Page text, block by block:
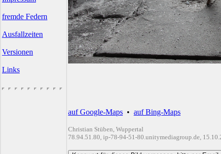
fremde Federn
Ausfallzeiten
Versionen
Links
auf Google-Maps • auf Bing-Maps
Christian Stüben, Wuppertal
78.94.51.80, ip-78-94-51-80.unitymediagroup.de,